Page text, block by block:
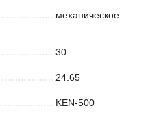
механическое
30
24.65
KEN-500